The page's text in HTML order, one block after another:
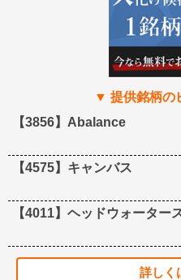
【3856】Abalance
【4575】キャンバス
【4011】ヘッドウォーター
詳しく